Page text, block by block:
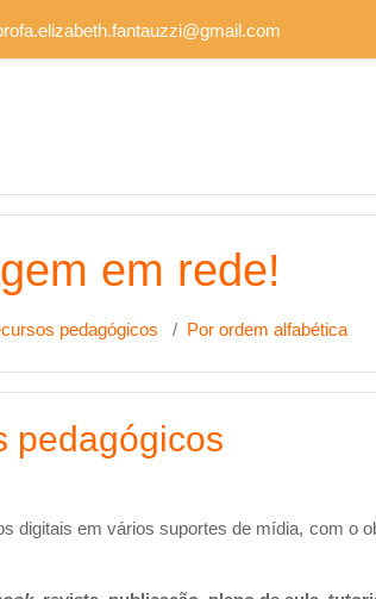
em rede!
pedagógicos Por ordem alfabética
pedagógicos
digitais em vários suportes de mídia, com